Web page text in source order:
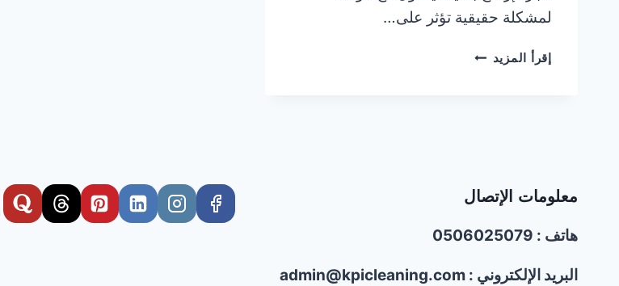
لمشكلة حقيقية تؤثر على…
إقرأ المزيد شركة
طارد
الحمام
معلومات الإتصال
هاتف : 0506025079
البريد الإلكتروني : admin@kpicleaning.com